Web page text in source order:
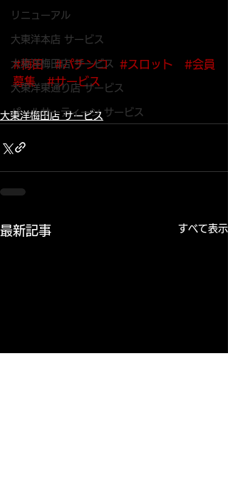
リニューアル
大東洋本店 サービス
大東洋梅田店 サービス
大東洋東通り店 サービス
パールサーティーン サービス
#梅田 #パチンコ #スロット
#会員
募集
#サービス
大東洋梅田店 サービス
最新記事 すべて表示